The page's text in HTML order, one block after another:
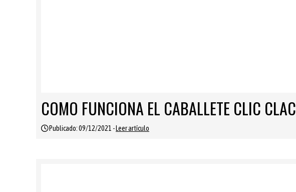
COMO FUNCIONA EL CABALLETE CLIC CLAC
Publicado: 09/12/2021 - Leer artículo